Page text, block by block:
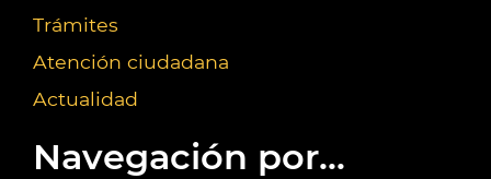
Trámites
Atención ciudadana
Actualidad
Navegación por...